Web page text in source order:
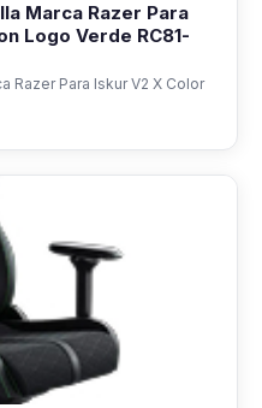
Marca Razer Para
Logo Verde RC81-
Razer Para Iskur V2 X Color